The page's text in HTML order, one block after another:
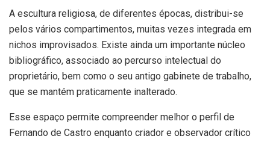
A escultura religiosa, de diferentes épocas, distribui-se
pelos vários compartimentos, muitas vezes integrada em
nichos improvisados. Existe ainda um importante núcleo
bibliográfico, associado ao percurso intelectual do
proprietário, bem como o seu antigo gabinete de trabalho,
que se mantém praticamente inalterado.
Esse espaço permite compreender melhor o perfil de
Fernando de Castro enquanto criador e observador crítico